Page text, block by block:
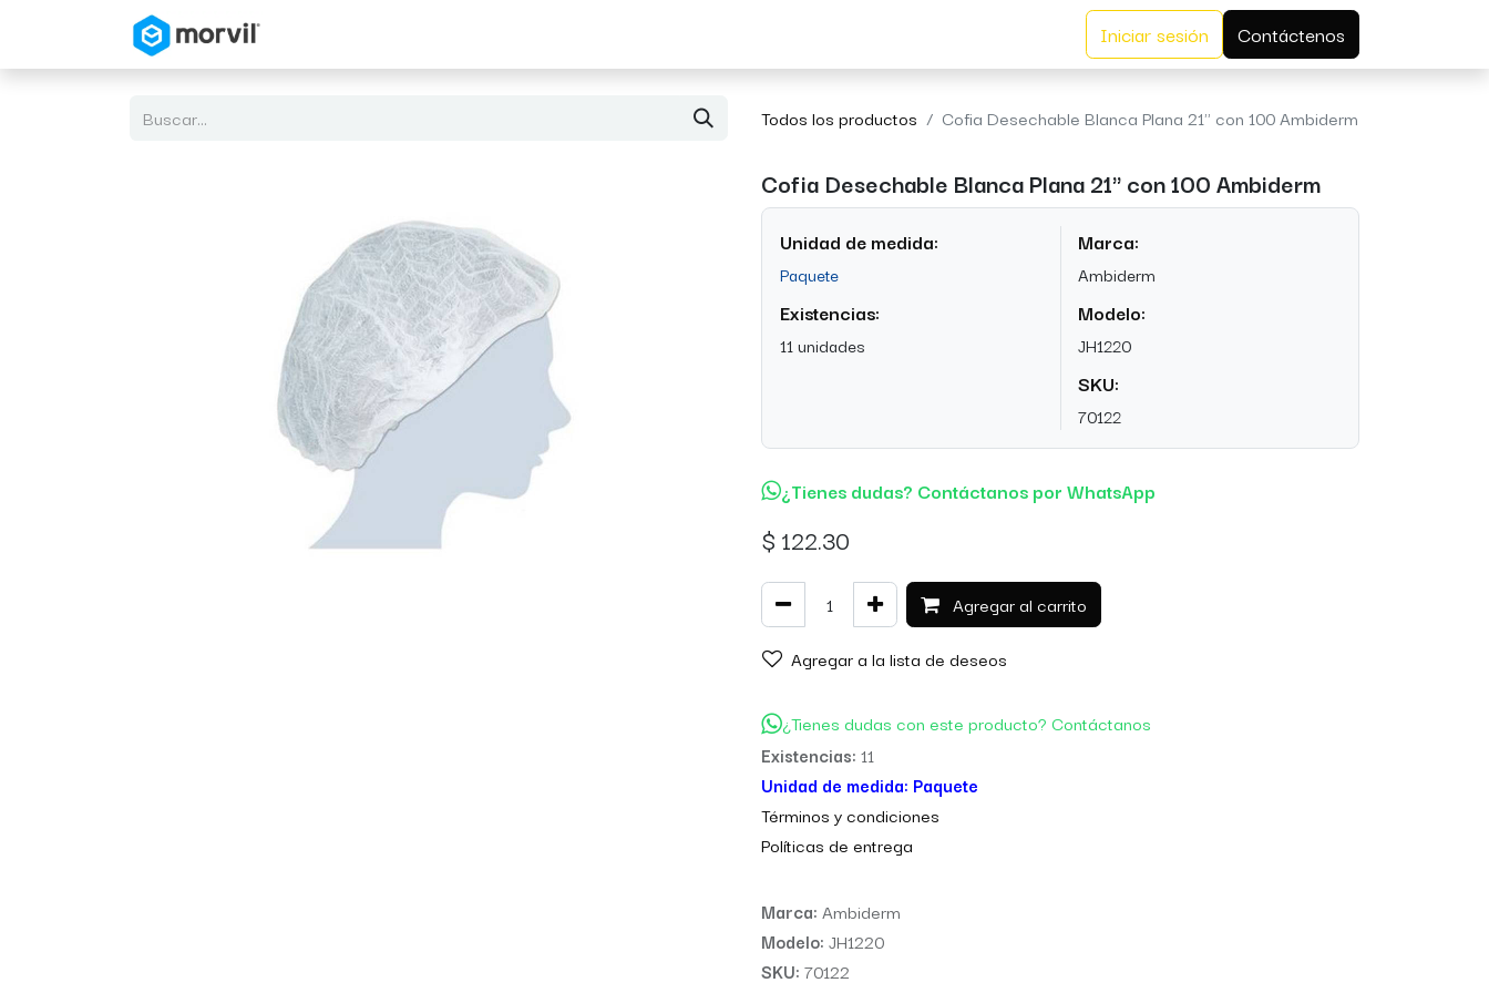
Iniciar sesión Contáctenos
Todos los productos Cofia Desechable Blanca Plana 21" con 100 Ambiderm
Cofia Desechable Blanca Plana 21" con 100 Ambiderm
Unidad de medida:
Paquete
Existencias:
11 unidades
Marca:
Ambiderm
Modelo:
JH1220
SKU:
70122
¿Tienes dudas? Contáctanos por WhatsApp
$ 122.30
Agregar al carrito
Agregar a la lista de deseos
¿Tienes dudas con este producto? Contáctanos
Existencias: 11
Unidad de medida: Paquete
Términos y condiciones
Políticas de entrega
Marca: Ambiderm
Modelo: JH1220
SKU: 70122